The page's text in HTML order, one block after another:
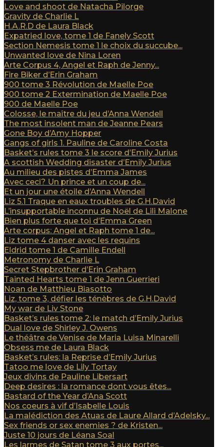
Love and shoot de Natacha Pilorge
Gravity de Charlie L
H.A.R.D de Laura Black
Expatried love, tome 1 de Fanely Scott
Section Nemesis tome 1 le choix du succube...
Unwanted love de Nina Loren
Arte Corpus 4, Angel et Raph de Jenny...
Fire Biker d’Erin Graham
900 tome 3 Révolution de Maelle Poe
900 tome 2 Extermination de Maelle Poe
900 de Maelle Poe
Colosse, le maître du jeu d’Anna Wendell
The most insolent man de Jeanne Pears
Gone Boy d’Amy Hopper
Gangs of girls 1. Pauline de Caroline Costa
Basket’s rules tome 3 le score d’Emily Jurius
A scottish Wedding disaster d’Emily Jurius
Au milieu des pistes d’Emma James
Avec ceci? Un prince et un coup de...
Et un jour une étoile d’Anna Wendell
Liz 5.1 Traque en eaux troubles de G.H.David
L’insupportable inconnu de Noël de Lili Malone
Bien plus forte que toi d’Emma Green
Arte corpus: Angel et Raph tome 1 de...
Liz tome 4 danser avec les requins
Eldrid tome 1 de Camille Endell
Metronomy de Charlie L
Secret Stepbrother d’Erin Graham
Tainted Hearts tome 1 de Jenn Guerrieri
Noan de Matthieu Biasotto
Liz, tome 3, défier les ténèbres de G.H.David
My war de Liv Stone
Basket’s rules tome 2: le match d’Emily Jurius
Dual love de Shirley J. Owens
Le théâtre de Venise de Maria Luisa Minarelli
Obsess me de Laura Black
Basket’s rules: la Reprise d’Emily Jurius
Tatoo me love de Lily Tortay
Jeux divins de Pauline Libersart
Deep desires : la romance dont vous êtes...
Bastard of the Year d’Ana Scott
Nos coeurs à vif d’Isabelle Louis
La malédiction des Atuas de Laure Allard d’Adelsky...
Sex friends or sex enemies ? de Kristen...
Juste 10 jours de Léana Soal
Les larmes de Satan tome 3 aux portes...